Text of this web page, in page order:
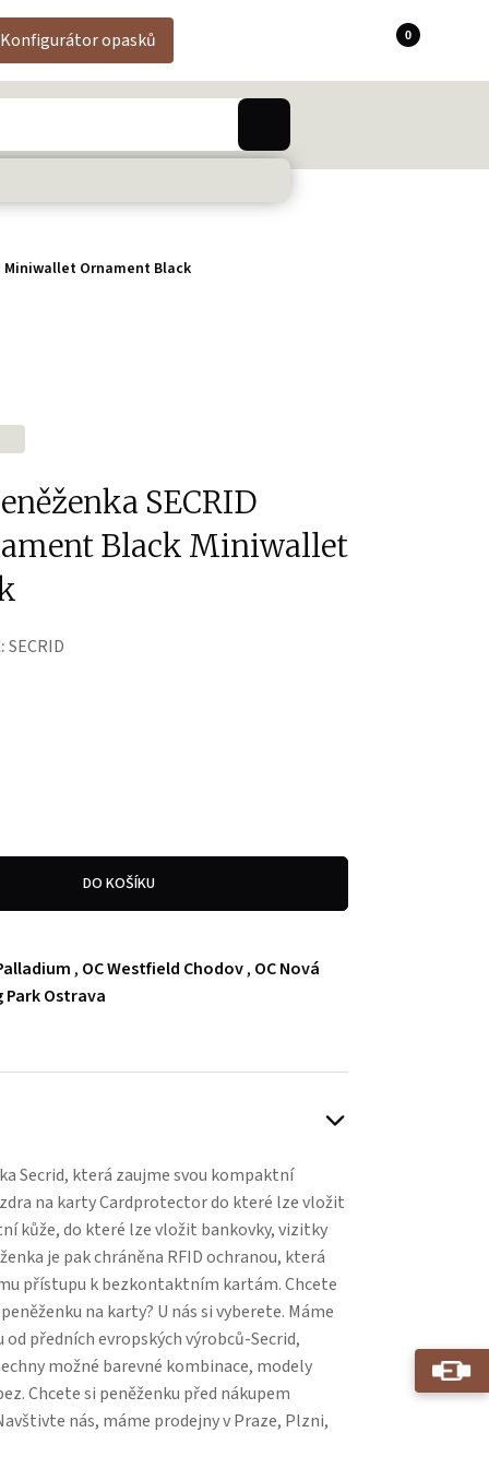
Konfigurátor opasků 0
Miniwallet Ornament Black
SECRID
Black Miniwallet
SECRID
DO KOŠÍKU
, OC Westfield Chodov, OC Nová
Park Ostrava
Secrid, která zaujme svou kompaktní
na karty Cardprotector do které lze vložit
kůže, do které lze vložit bankovky, vizitky
je pak chráněna RFID ochranou, která
přístupu k bezkontaktním kartám. Chcete
na karty? U nás si vyberete. Máme
předních evropských výrobců-Secrid,
možné barevné kombinace, modely
Chcete si peněženku před nákupem
nás, máme prodejny v Praze, Plzni,